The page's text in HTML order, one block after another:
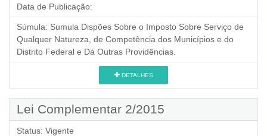
Data de Publicação:
Súmula: Sumula Dispões Sobre o Imposto Sobre Serviço de
Qualquer Natureza, de Competência dos Municípios e do
Distrito Federal e Dá Outras Providências.
DETALHES
Lei Complementar 2/2015
Status: Vigente